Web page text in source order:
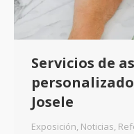
Servicios de
Josele
Exposición Noticias